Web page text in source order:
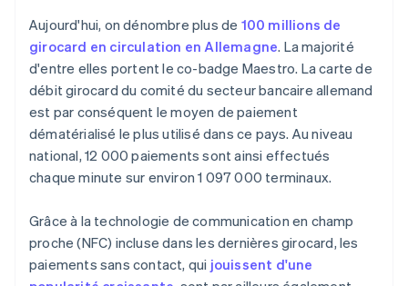
Aujourd'hui, on dénombre plus de 100 millions de
girocard en circulation en Allemagne. La majorité
d'entre elles portent le co-badge Maestro. La carte de
débit girocard du comité du secteur bancaire allemand
est par conséquent le moyen de paiement
dématérialisé le plus utilisé dans ce pays. Au niveau
national, 12 000 paiements sont ainsi effectués
chaque minute sur environ 1 097 000 terminaux.
Grâce à la technologie de communication en champ
proche (NFC) incluse dans les dernières girocard, les
paiements sans contact, qui jouissent d'une